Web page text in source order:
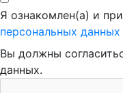
Я ознакомлен(а) и
персональных данных
Вы должны
данных.